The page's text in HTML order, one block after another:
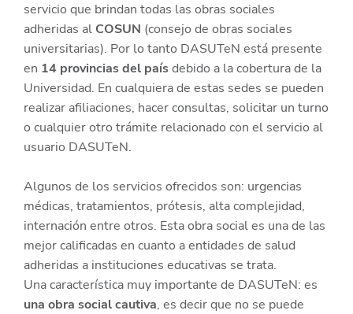
servicio que brindan todas las obras sociales
adheridas al COSUN (consejo de obras sociales
universitarias). Por lo tanto DASUTeN está presente
en 14 provincias del paísdebido a la cobertura de la
Universidad. En cualquiera de estas sedes se pueden
realizar afiliaciones, hacer consultas, solicitar un turno
o cualquier otro trámite relacionado con el servicio al
usuario DASUTeN.
Algunos de los servicios ofrecidos son: urgencias
médicas, tratamientos, prótesis, alta complejidad,
internación entre otros. Esta obra social es una de las
mejor calificadas en cuanto a entidades de salud
adheridas a instituciones educativas se trata.
Una característica muy importante de DASUTeN: es
una obra social cautiva, es decir que no se puede